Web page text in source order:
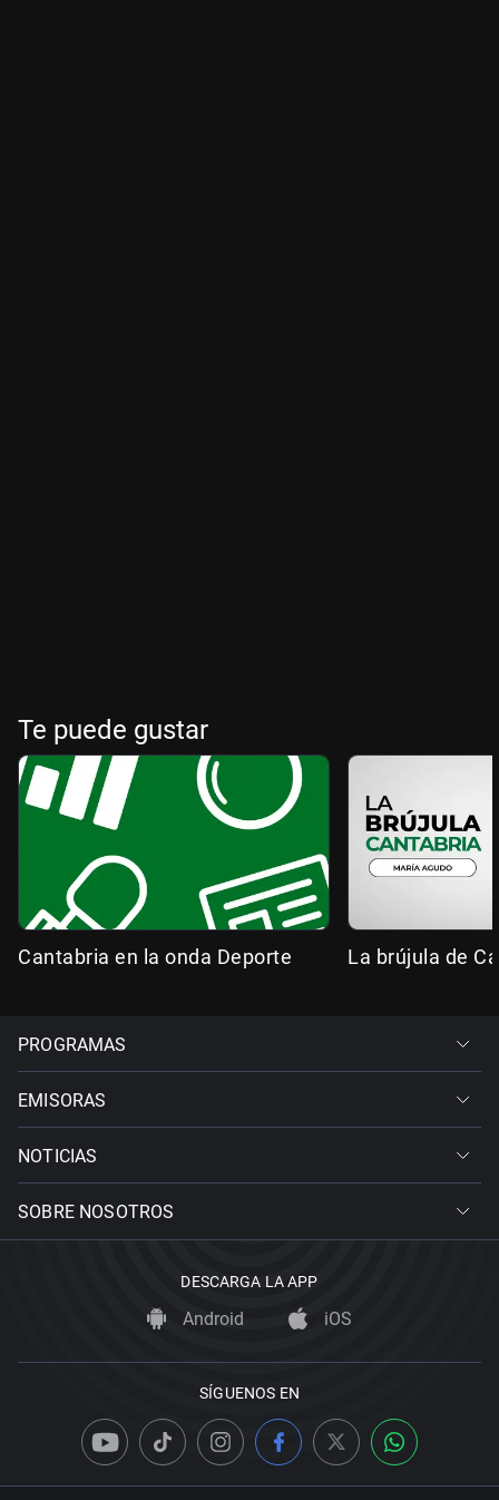
Te puede gustar
Cantabria en la onda Deporte La brújula de
PROGRAMAS
EMISORAS
NOTICIAS
SOBRE NOSOTROS
DESCARGA LA APP
Android iOS
SÍGUENOS EN